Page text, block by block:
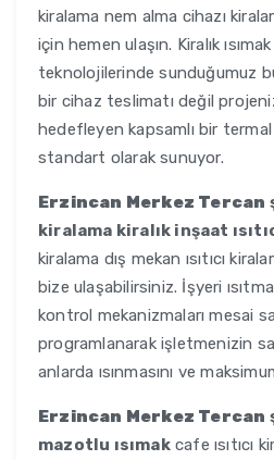
kiralama nem alma cihazı
için hemen ulaşın. Kiralık
teknolojilerinde sunduğumuz
bir cihaz teslimatı değil
hedefleyen kapsamlı bir
standart olarak sunuyor.
Erzincan Merkez Tercan
kiralama kiralık inşaat
kiralama dış mekan ısıtıcı
bize ulaşabilirsiniz. İşyeri
kontrol mekanizmaları mesai
programlanarak işletmenizin
anlarda ısınmasını ve
Erzincan Merkez Tercan
mazotlu ısımakcafe ısıtıcı